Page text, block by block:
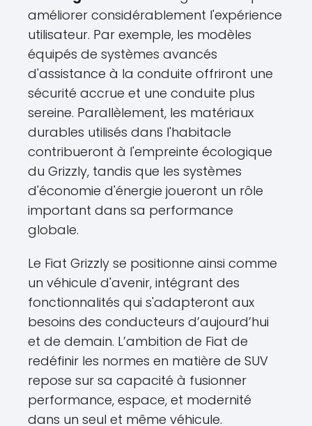
améliorer considérablement l'expérience
utilisateur. Par exemple, les modèles
équipés de systèmes avancés
d'assistance à la conduite offriront une
sécurité accrue et une conduite plus
sereine. Parallèlement, les matériaux
durables utilisés dans l'habitacle
contribueront à l'empreinte écologique
du Grizzly, tandis que les systèmes
d'économie d'énergie joueront un rôle
important dans sa performance
globale.
Le Fiat Grizzly se positionne ainsi comme
un véhicule d'avenir, intégrant des
fonctionnalités qui s'adapteront aux
besoins des conducteurs d’aujourd’hui
et de demain. L’ambition de Fiat de
redéfinir les normes en matière de SUV
repose sur sa capacité à fusionner
performance, espace, et modernité
dans un seul et même véhicule.